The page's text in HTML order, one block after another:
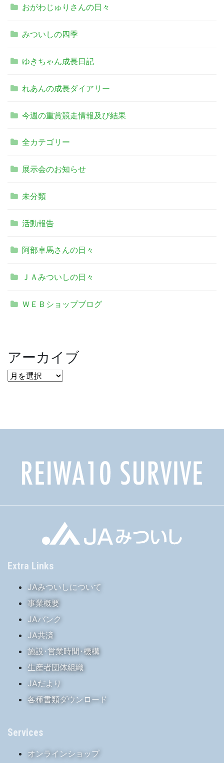
おがわじゅりさんの日々
みついしの四季
ゆきちゃん成長日記
れあんの成長ダイアリー
今週の重賞競走情報及び結果
全カテゴリー
展示会のお知らせ
未分類
活動報告
阿部卓馬さんの日々
ＪＡみついしの日々
ＷＥＢショップブログ
アーカイブ
ア
Extra Links
JAみついしについて
事業概要
JAバンク
JA共済
施設･営業時間･機構
生産者団体組織
JAだより
各種書類ダウンロード
Services
オンラインショップ